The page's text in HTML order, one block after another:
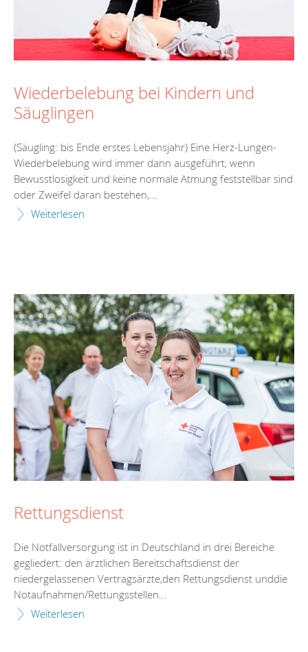
Wiederbelebung bei Kindern und
Säuglingen
(Säugling: bis Ende erstes Lebensjahr) Eine Herz-Lungen-
Wiederbelebung wird immer dann ausgeführt, wenn
Bewusstlosigkeit und keine normale Atmung feststellbar sind
oder Zweifel daran bestehen,...
Weiterlesen
Rettungsdienst
Die Notfallversorgung ist in Deutschland in drei Bereiche
gegliedert: den ärztlichen Bereitschaftsdienst der
niedergelassenen Vertragsärzte,den Rettungsdienst unddie
Notaufnahmen/Rettungsstellen...
Weiterlesen